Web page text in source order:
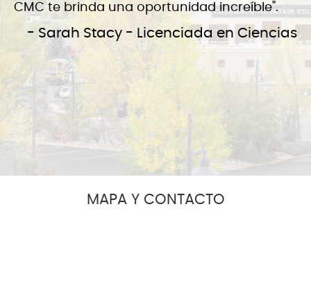
CMC te brinda una oportunidad increíble".
- Sarah Stacy - Licenciada en Ciencias
MAPA Y CONTACTO